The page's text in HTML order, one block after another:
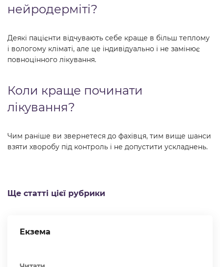
нейродерміті?
Деякі пацієнти відчувають себе краще в більш теплому
і вологому кліматі, але це індивідуально і не замінює
повноцінного лікування.
Коли краще починати
лікування?
Чим раніше ви звернетеся до фахівця, тим вище шанси
взяти хворобу під контроль і не допустити ускладнень.
Ще статті цієї рубрики
Екзема